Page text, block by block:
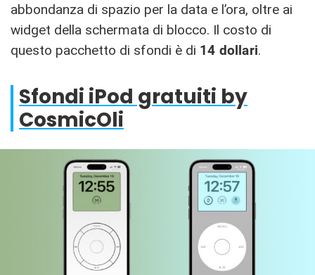
abbondanza di spazio per la data e l’ora, oltre ai
widget della schermata di blocco. Il costo di
questo pacchetto di sfondi è di 14 dollari.
Sfondi iPod gratuiti by
CosmicOli